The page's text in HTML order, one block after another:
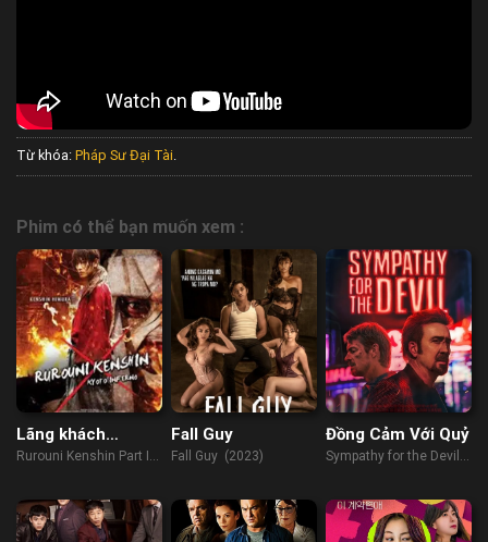
Từ khóa: Pháp Sư Đại Tài.
Phim có thể bạn muốn xem :
Lãng khách
Kenshin 2: Đại Hỏa
Rurouni Kenshin Part II:
Fall Guy
Fall Guy (2023)
Đồng Cảm Với Quỷ
Sympathy for the Devil